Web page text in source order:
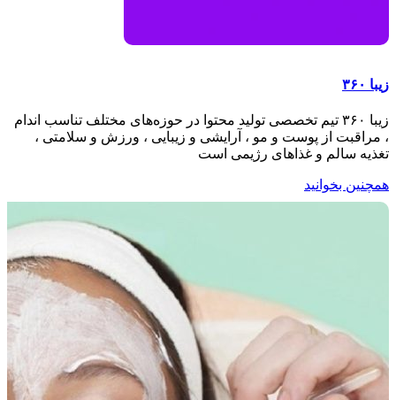
زیبا ۳۶۰
زیبا ۳۶۰ تیم تخصصی تولید محتوا در حوزه‌های مختلف تناسب اندام
، مراقبت از پوست و مو ، آرایشی و زیبایی ، ورزش و سلامتی ،
تغذیه سالم و غذاهای رژیمی است
همچنین بخوانید